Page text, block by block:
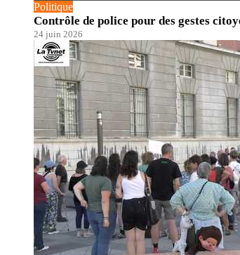
Politique
Contrôle de police pour des gestes
24 juin 2026